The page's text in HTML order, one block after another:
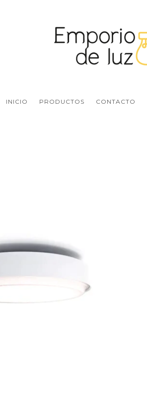
INICIO PRODUCTOS CONTACTO